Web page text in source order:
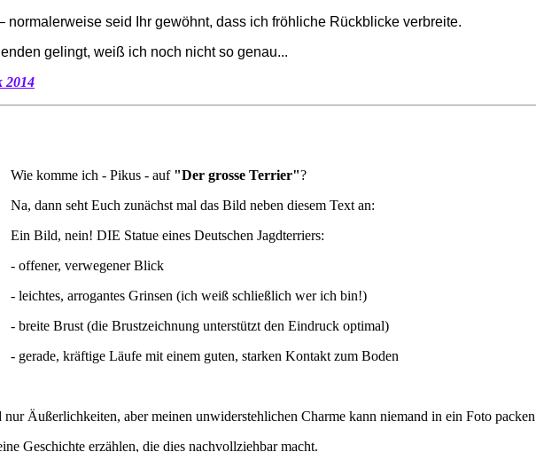
normalerweise seid Ihr gewöhnt, dass ich fröhliche Rückblicke verbreite.
gelingt, weiß ich noch nicht so genau...
2014
Wie komme ich - Pikus - auf "Der grosse Terrier"?
Na, dann seht Euch zunächst mal das Bild neben diesem Text an:
Ein Bild, nein! DIE Statue eines Deutschen Jagdterriers:
- offener, verwegener Blick
- leichtes, arrogantes Grinsen (ich weiß schließlich wer ich bin!)
- breite Brust (die Brustzeichnung unterstützt den Eindruck optimal)
- gerade, kräftige Läufe mit einem guten, starken Kontakt zum Boden
nur Äußerlichkeiten, aber meinen unwiderstehlichen Charme kann niemand in ein Foto
Geschichte erzählen, die dies nachvollziehbar macht.